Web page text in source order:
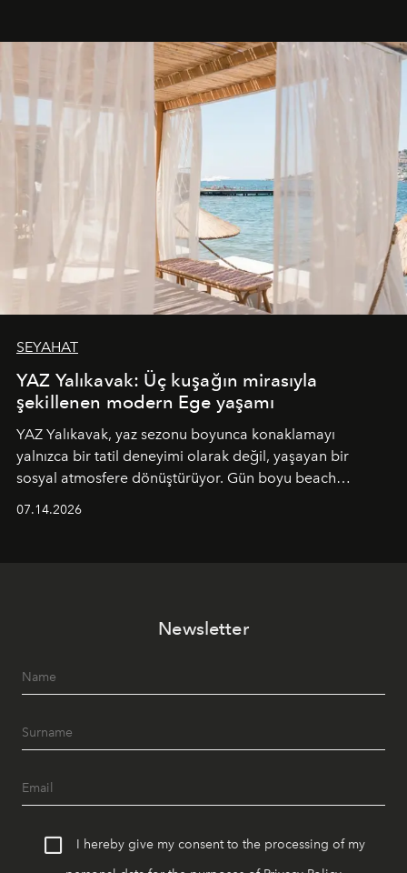
SEYAHAT
YAZ Yalıkavak: Üç kuşağın mirasıyla
şekillenen modern Ege yaşamı
YAZ Yalıkavak, yaz sezonu boyunca konaklamayı
yalnızca bir tatil deneyimi olarak değil, yaşayan bir
sosyal atmosfere dönüştürüyor. Gün boyu beach
geceye taşıyarak her hafta farklı bir deneyim sunuyor.
07.14.2026
Newsletter
I hereby give my consent to the processing of my